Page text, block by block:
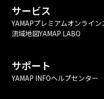
サービス
YAMAPプレミアムオンライン
流域地図YAMAP LABO
サポート
YAMAP INFOヘルプセンター